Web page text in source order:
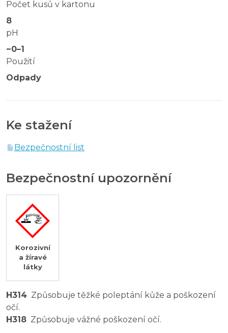
Počet kusů v kartonu
8
pH
~0–1
Použití
Odpady
Ke stažení
Bezpečnostní list
Bezpečnostní upozornění
Korozivní
a žíravé
látky
H314 Způsobuje těžké poleptání kůže a poškození
očí.
H318 Způsobuje vážné poškození očí.